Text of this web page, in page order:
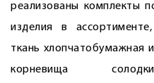
реализованы комплекты
изделия в
ткань хлопчатобумажная
корневища